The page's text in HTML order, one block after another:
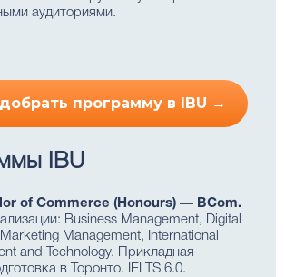
аудиториями.
программу в IBU →
IBU
of Commerce (Honours) — BCom.
Business Management, Digital
Management, International
and Technology. Прикладная
в Торонто. IELTS 6.0.